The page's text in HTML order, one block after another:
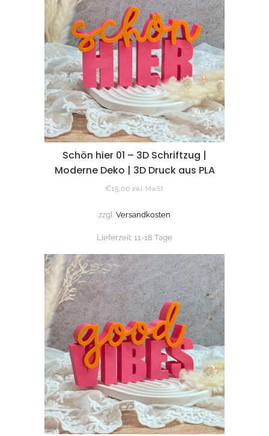
Schön hier 01 – 3D Schriftzug |
Moderne Deko | 3D Druck aus PLA
€15,00 inkl. MwSt.
zzgl. Versandkosten
Lieferzeit: 11-18 Tage